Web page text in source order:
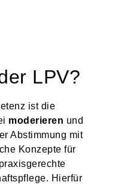
LPV?
ist die
moderieren und
Abstimmung mit
Konzepte für
Hierfür